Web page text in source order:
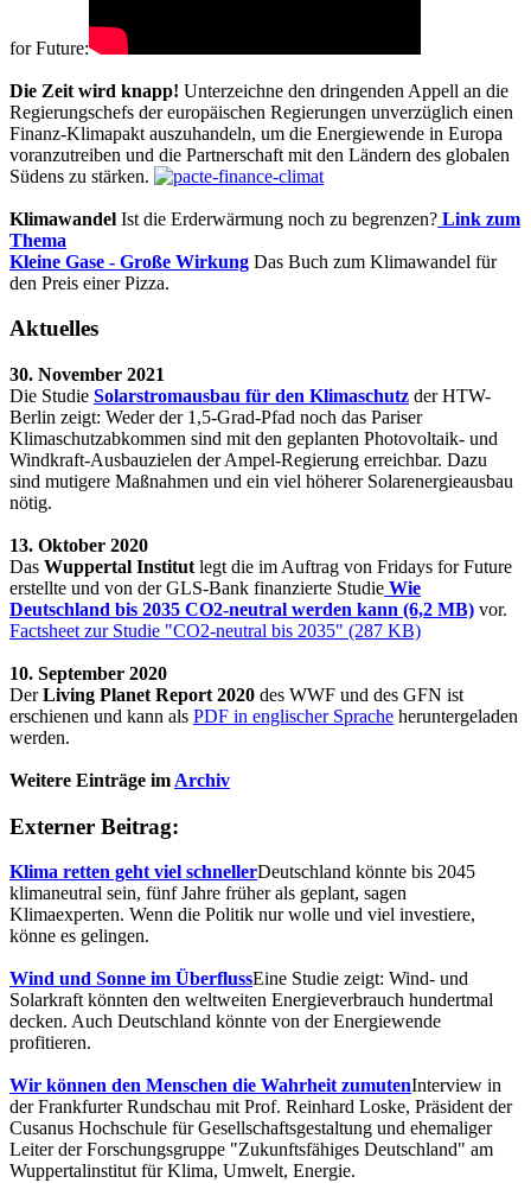
for Future:
Die Zeit wird knapp! Unterzeichne den dringenden Appell an die
Regierungschefs der europäischen Regierungen unverzüglich einen
Finanz-Klimapakt auszuhandeln, um die Energiewende in Europa
voranzutreiben und die Partnerschaft mit den Ländern des globalen
Südens zu stärken.
Klimawandel Ist die Erderwärmung noch zu begrenzen? Link zum
Thema
Kleine Gase - Große Wirkung Das Buch zum Klimawandel für
den Preis einer Pizza.
Aktuelles
30. November 2021
Die Studie Solarstromausbau für den Klimaschutz der HTW-
Berlin zeigt: Weder der 1,5-Grad-Pfad noch das Pariser
Klimaschutzabkommen sind mit den geplanten Photovoltaik- und
Windkraft-Ausbauzielen der Ampel-Regierung erreichbar. Dazu
sind mutigere Maßnahmen und ein viel höherer Solarenergieausbau
nötig.
13. Oktober 2020
Das Wuppertal Institut legt die im Auftrag von Fridays for Future
erstellte und von der GLS-Bank finanzierte Studie Wie
Deutschland bis 2035 CO2-neutral werden kann (6,2 MB) vor.
Factsheet zur Studie "CO2-neutral bis 2035" (287 KB)
10. September 2020
DerLiving Planet Report 2020 des WWF und des GFN ist
erschienen und kann als PDF in englischer Sprache heruntergeladen
werden.
Weitere Einträge im Archiv
Externer Beitrag:
Klima retten geht viel schnellerDeutschland könnte bis 2045
klimaneutral sein, fünf Jahre früher als geplant, sagen
Klimaexperten. Wenn die Politik nur wolle und viel investiere,
könne es gelingen.
Wind und Sonne im ÜberflussEine Studie zeigt: Wind- und
Solarkraft könnten den weltweiten Energieverbrauch hundertmal
decken. Auch Deutschland könnte von der Energiewende
profitieren.
Wir können den Menschen die Wahrheit zumutenInterview in
der Frankfurter Rundschau mit Prof. Reinhard Loske, Präsident der
Cusanus Hochschule für Gesellschaftsgestaltung und ehemaliger
Leiter der Forschungsgruppe "Zukunftsfähiges Deutschland" am
Wuppertalinstitut für Klima, Umwelt, Energie.